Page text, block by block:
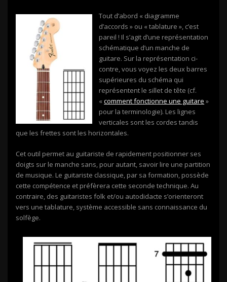
Tout d’abord « diagramme
d’accords » ou « tablature », c’est
pareil ! Il s’agit d’une représentation
schématique d’un manche de
guitare. Sur la représentation ci-
contre, vous voyez les deux barres
supérieures du schéma qui
représentent le sillet de tête (cf.
«comment fonctionne une guitare »
pour la terminologie). Les lignes
verticales sont les cordes tandis
que les frettes sont les horizontales.
Cet outil permet au guitariste de rapidement positionner ses
doigts sur le manche sans, pour autant, savoir lire une partition
de musique. Le guitariste classique, par sa formation, possède
cette compétence et préfèrera cette seconde technique. Au
contraire, des guitaristes folk et/ou autodidacte s’orienteront
vers une tablature, système accessible sans connaissance du
solfège.